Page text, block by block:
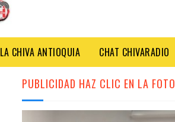
LA CHIVA ANTIOQUIA CHAT CHIVARADIO
PUBLICIDAD HAZ CLIC EN LA FOTO